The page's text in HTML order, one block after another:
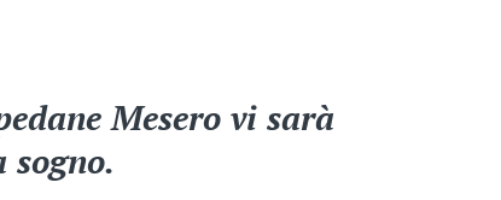
Mesero vi sarà